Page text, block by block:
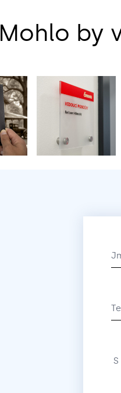
Mohlo by